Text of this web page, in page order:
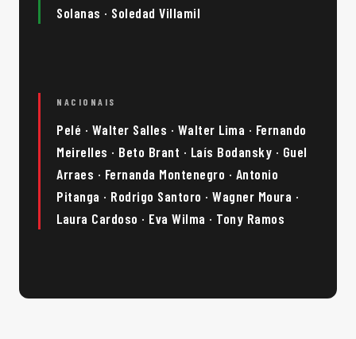
Solanas · Soledad Villamil
NACIONAIS
Pelé · Walter Salles · Walter Lima · Fernando
Meirelles · Beto Brant · Laís Bodansky · Guel
Arraes · Fernanda Montenegro · Antonio
Pitanga · Rodrigo Santoro · Wagner Moura ·
Laura Cardoso · Eva Wilma · Tony Ramos